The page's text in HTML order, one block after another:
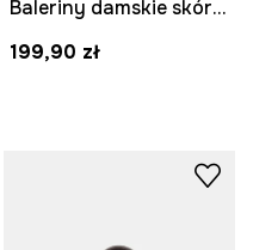
Baleriny damskie skórzane
199,90 zł